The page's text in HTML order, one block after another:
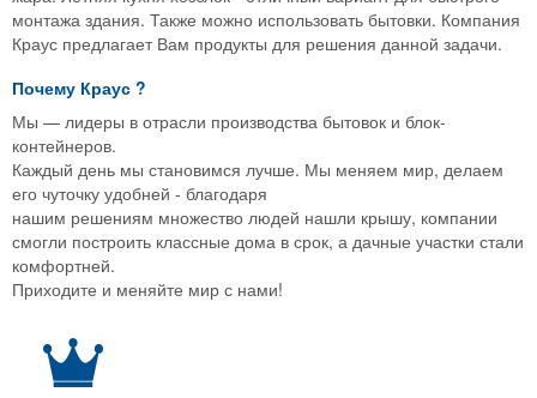
монтажа здания. Также можно использовать бытовки. Компания
Краус предлагает Вам продукты для решения данной задачи.
Почему Краус ?
Мы — лидеры в отрасли производства бытовок и блок-
контейнеров.
Каждый день мы становимся лучше. Мы меняем мир, делаем
его чуточку удобней - благодаря
нашим решениям множество людей нашли крышу, компании
смогли построить классные дома в срок, а дачные участки стали
комфортней.
Приходите и меняйте мир с нами!